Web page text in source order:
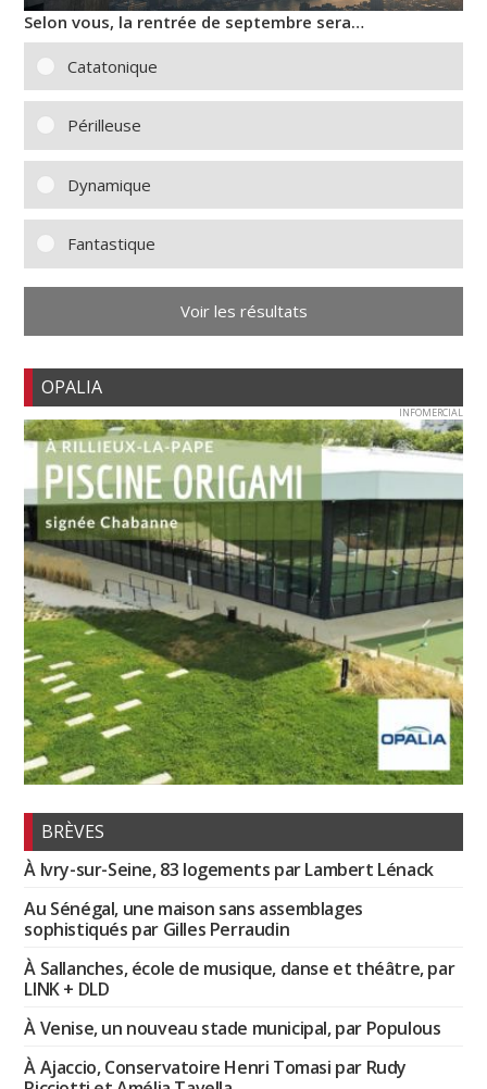
Selon vous, la rentrée de septembre sera…
Catatonique
Périlleuse
Dynamique
Fantastique
Voir les résultats
OPALIA
INFOMERCIAL
BRÈVES
À Ivry-sur-Seine, 83 logements par Lambert Lénack
Au Sénégal, une maison sans assemblages
sophistiqués par Gilles Perraudin
À Sallanches, école de musique, danse et théâtre, par
LINK + DLD
À Venise, un nouveau stade municipal, par Populous
À Ajaccio, Conservatoire Henri Tomasi par Rudy